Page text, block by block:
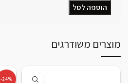
הוספה לסל
מוצרים משודרגים
-24%